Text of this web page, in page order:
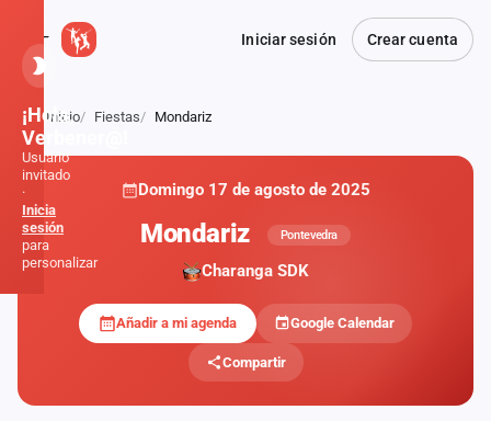
Iniciar sesión Crear cuenta
Atrás
Inicio Fiestas Mondariz
Domingo 17 de agosto de 2025
Mondariz Pontevedra
Charanga SDK
Añadir a mi agenda Google Calendar
Compartir
¡Hola,
Verbener@!
Usuario
invitado
·
Inicia
sesión
para
personalizar